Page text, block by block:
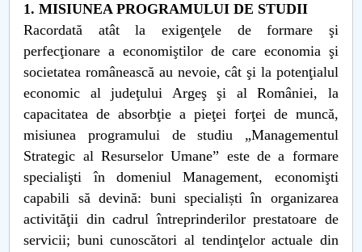
Relații Internaționale
PNRR
Proiect PRIM STUD
Proiect SU-ETIC
Protecția datelor personale
UNIVERSITATE pentru comunitate
1. MISIUNEA PROGRAMULUI DE STUDII
Racordată atât la exigenţele de formare şi
perfecţionare a economiştilor de care economia şi
societatea românească au nevoie, cât şi la potenţialul
economic al judeţului Argeş şi al României, la
capacitatea de absorbţie a pieţei forţei de muncă,
misiunea programului de studiu „Managementul
Strategic al Resurselor Umane” este de a formare
specialişti în domeniul Management, economişti
capabili să devină: buni specialiști în organizarea
activităţii din cadrul întreprinderilor prestatoare de
servicii; buni cunoscători al tendinţelor actuale din